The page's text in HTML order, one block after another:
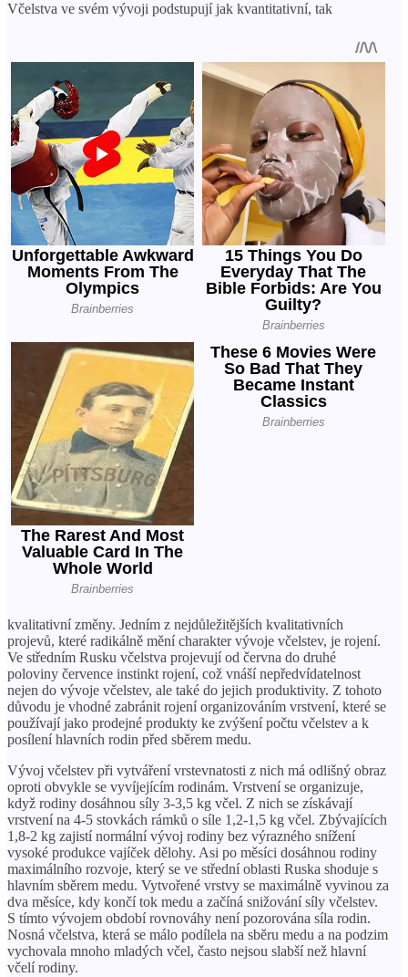
Včelstva ve svém vývoji podstupují jak kvantitativní, tak
kvalitativní změny. Jedním z nejdůležitějších kvalitativních
projevů, které radikálně mění charakter vývoje včelstev, je rojení.
Ve středním Rusku včelstva projevují od června do druhé
poloviny července instinkt rojení, což vnáší nepředvídatelnost
nejen do vývoje včelstev, ale také do jejich produktivity. Z tohoto
důvodu je vhodné zabránit rojení organizováním vrstvení, které se
používají jako prodejné produkty ke zvýšení počtu včelstev a k
posílení hlavních rodin před sběrem medu.
Vývoj včelstev při vytváření vrstevnatosti z nich má odlišný obraz
oproti obvykle se vyvíjejícím rodinám. Vrstvení se organizuje,
když rodiny dosáhnou síly 3-3,5 kg včel. Z nich se získávají
vrstvení na 4-5 stovkách rámků o síle 1,2-1,5 kg včel. Zbývajících
1,8-2 kg zajistí normální vývoj rodiny bez výrazného snížení
vysoké produkce vajíček dělohy. Asi po měsíci dosáhnou rodiny
maximálního rozvoje, který se ve střední oblasti Ruska shoduje s
hlavním sběrem medu. Vytvořené vrstvy se maximálně vyvinou za
dva měsíce, kdy končí tok medu a začíná snižování síly včelstev.
S tímto vývojem období rovnováhy není pozorována síla rodin.
Nosná včelstva, která se málo podílela na sběru medu a na podzim
vychovala mnoho mladých včel, často nejsou slabší než hlavní
včelí rodiny.